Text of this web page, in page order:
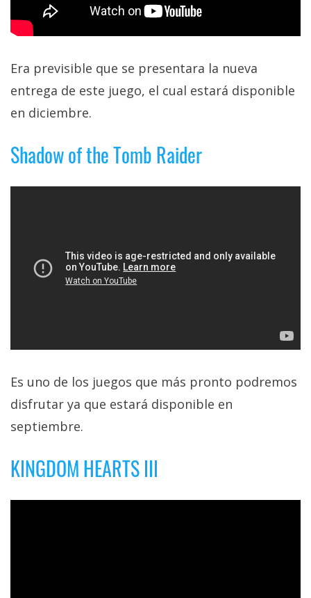
Era previsible que se presentara la nueva
entrega de este juego, el cual estará disponible
en diciembre.
Shadow of the Tomb Raider
Es uno de los juegos que más pronto podremos
disfrutar ya que estará disponible en
septiembre.
KINGDOM HEARTS III